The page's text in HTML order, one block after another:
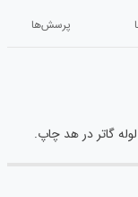
پرسش‌ها